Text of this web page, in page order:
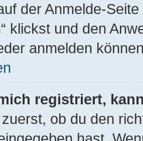
der Anmelde-
klickst und den
anmelden
registriert,
ob du den